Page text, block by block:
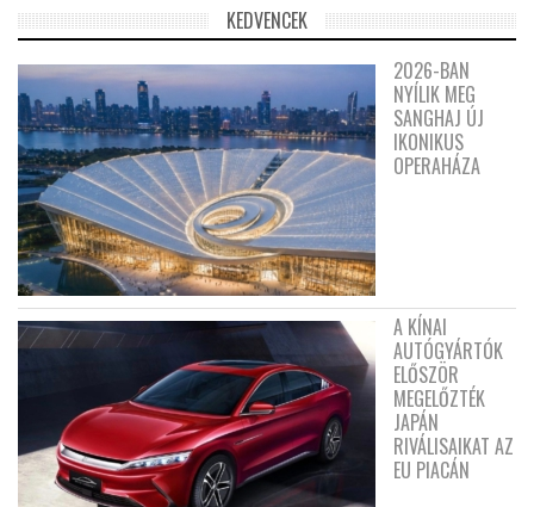
KEDVENCEK
2026-BAN
NYÍLIK MEG
SANGHAJ ÚJ
IKONIKUS
OPERAHÁZA
A KÍNAI
AUTÓGYÁRTÓK
ELŐSZÖR
MEGELŐZTÉK
JAPÁN
RIVÁLISAIKAT AZ
EU PIACÁN